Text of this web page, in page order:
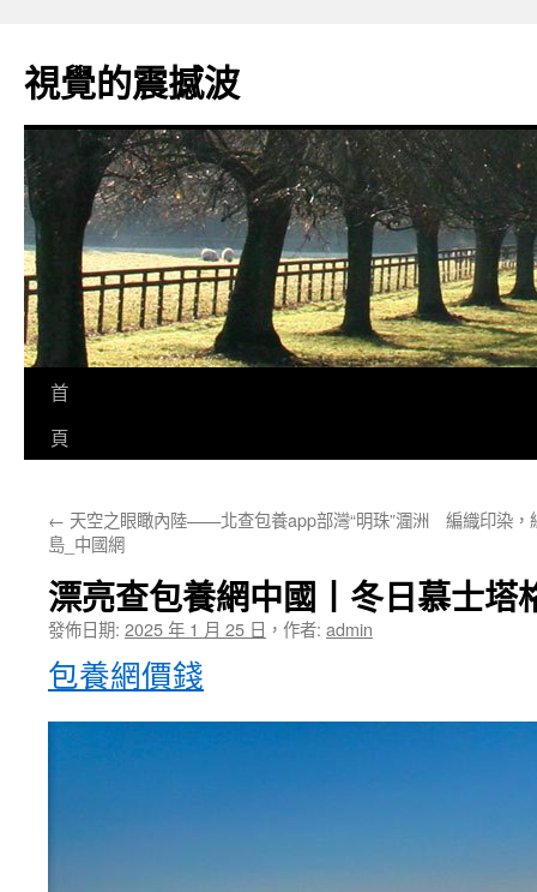
主
要
視覺的震撼波
首
頁
← 天空之眼瞰內陸——北查包養app部灣“明珠”潿洲
島_中國網
編織印染，
漂亮查包養網中國丨冬日慕士塔
發佈日期: 2025 年 1 月 25 日 ， 作者: admin
包養網價錢